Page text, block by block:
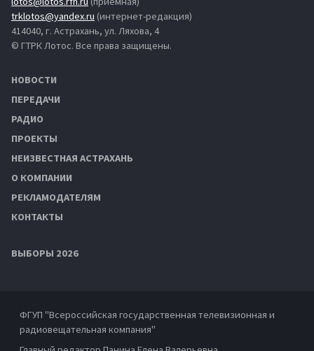
trklotos@yandex.ru (интернет-редакция)
414040, г. Астрахань, ул. Ляхова, 4
© ГТРК Лотос. Все права защищены.
НОВОСТИ
ПЕРЕДАЧИ
РАДИО
ПРОЕКТЫ
НЕИЗВЕСТНАЯ АСТРАХАНЬ
О КОМПАНИИ
РЕКЛАМОДАТЕЛЯМ
КОНТАКТЫ
ВЫБОРЫ 2026
ФГУП "Всероссийская государственная телевизионная и
радиовещательная компания"